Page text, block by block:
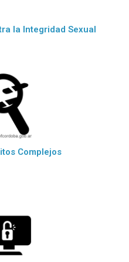
la Integridad Sexual
Complejos